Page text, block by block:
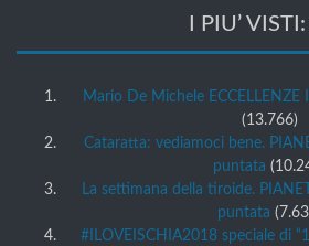
I PIU’ VISTI:
Mario De Michele
(13.766)
Cataratta: vediamoci bene.
puntata
La settimana della tiroide.
puntata
#ILOVEISCHIA2018 speciale di